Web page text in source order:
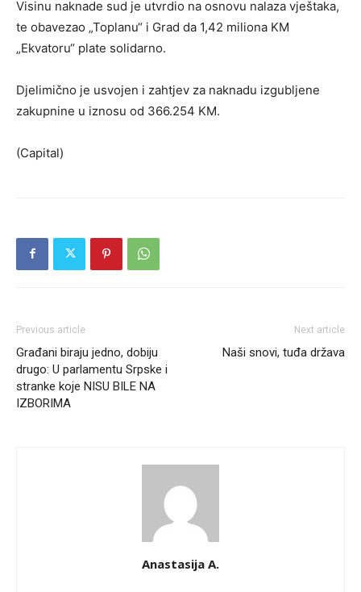
Visinu naknade sud je utvrdio na osnovu nalaza vještaka,
te obavezao „Toplanu“ i Grad da 1,42 miliona KM
„Ekvatoru“ plate solidarno.
Djelimično je usvojen i zahtjev za naknadu izgubljene
zakupnine u iznosu od 366.254 KM.
(Capital)
Previous article
Građani biraju jedno, dobiju
drugo: U parlamentu Srpske i
stranke koje NISU BILE NA
IZBORIMA
Next article
Naši snovi, tuđa država
Anastasija A.